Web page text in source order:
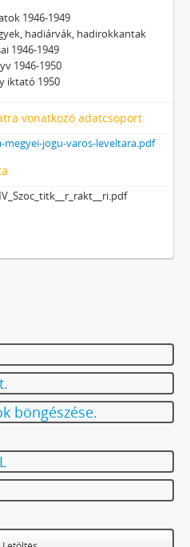
1946-1949
hadiárvák, hadirokkantak
1946-1949
1946-1950
iktató 1950
vonatkozó adatcsoport
megyei-jogu-varos-leveltara.pdf
böngészése.